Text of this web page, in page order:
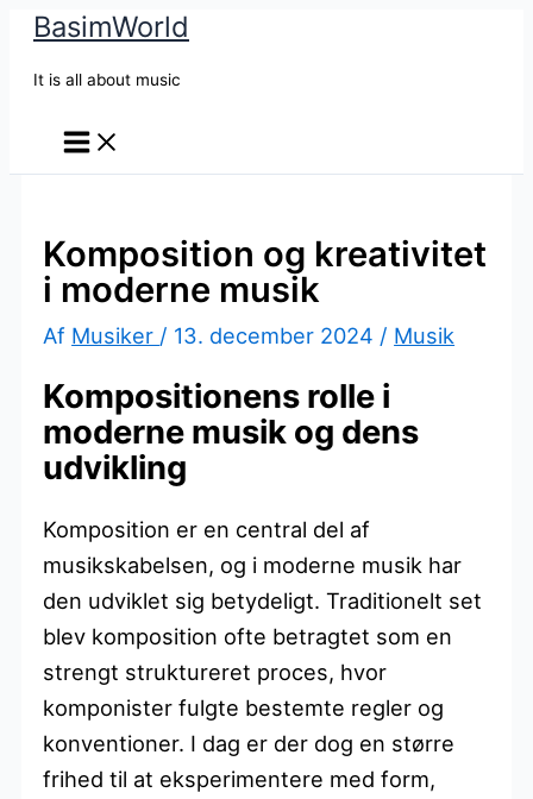
BasimWorld
It is all about music
Komposition og kreativitet
i moderne musik
Af Musiker / 13. december 2024 / Musik
Kompositionens rolle i
moderne musik og dens
udvikling
Komposition er en central del af
musikskabelsen, og i moderne musik har
den udviklet sig betydeligt. Traditionelt set
blev komposition ofte betragtet som en
strengt struktureret proces, hvor
komponister fulgte bestemte regler og
konventioner. I dag er der dog en større
frihed til at eksperimentere med form,